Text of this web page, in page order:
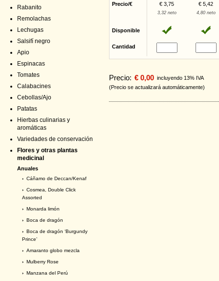
Rabanito
Remolachas
Lechugas
Salsifí negro
Apio
Espinacas
Tomates
Calabacines
Cebollas/Ajo
Patatas
Hierbas culinarias y
aromáticas
Variedades de conservación
Flores y otras plantas
medicinal
Anuales
› Cáñamo de Deccan/Kenaf
› Cosmea, Double Click
Assorted
› Monarda limón
› Boca de dragón
› Boca de dragón ‘Burgundy
Prince’
› Amaranto globo mezcla
› Mulberry Rose
› Manzana del Perú
Precio/€ € 3,75 € 5,42
3,32 neto 4,80 neto
Disponible
Cantidad
Precio: € 0,00 incluyendo 13% IVA
(Precio se actualizará automáticamente)